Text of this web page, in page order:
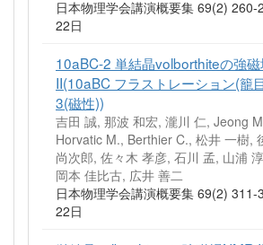
日本物理学会講演概要集 69(2) 260-
22日
10aBC-2 単結晶volborthiteの強
II(10aBC フラストレーション(籠
3(磁性))
吉田 誠, 那波 和宏, 瀧川 仁, Jeong
Horvatic M., Berthier C., 松井 一樹,
尚次郎, 佐々木 孝彦, 石川 孟, 山浦
岡本 佳比古, 広井 善二
日本物理学会講演概要集 69(2) 311-
22日